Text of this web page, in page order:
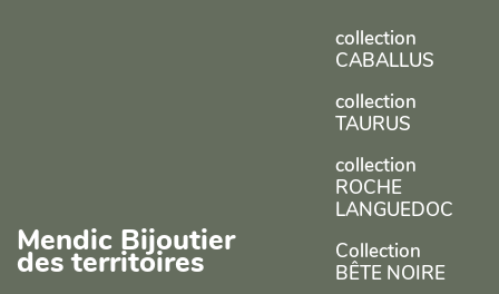
Mendic Bijoutier
des territoires
collection
CABALLUS
collection
TAURUS
collection
ROCHE
LANGUEDOC
Collection
BÊTE NOIRE